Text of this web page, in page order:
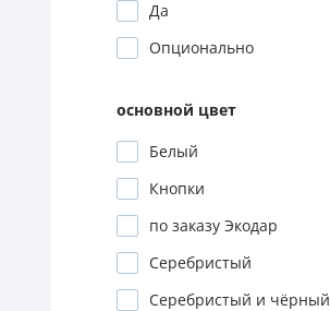
Да
Опционально
основной цвет
Белый
Кнопки
по заказу Экодар
Серебристый
Серебристый и чёрный